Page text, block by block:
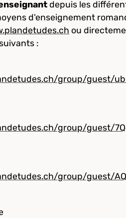
depuis les
d'enseignement
ou
:
group/guest/
group/guest/
group/guest/